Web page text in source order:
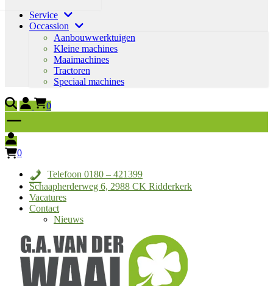
Service
Occassion
Aanbouwwerktuigen
Kleine machines
Maaimachines
Tractoren
Speciaal machines
0
0
Telefoon 0180 – 421399
Schaapherderweg 6, 2988 CK Ridderkerk
Vacatures
Contact
Nieuws